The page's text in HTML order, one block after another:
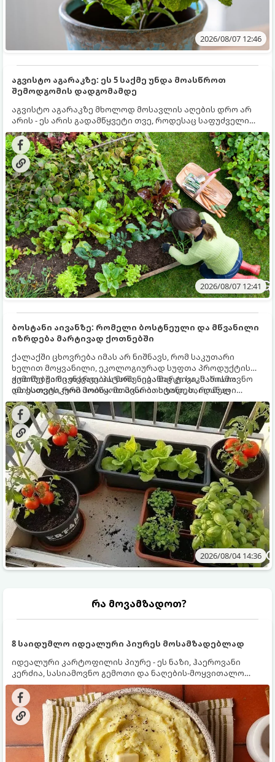
2026/08/07 12:46
აგვისტო აგარაკზე: ეს 5 საქმე უნდა მოასწროთ
შემოდგომის დადგომამდე
აგვისტო აგარაკზე მხოლოდ მოსავლის აღების დრო არ
არის - ეს არის გადამწყვეტი თვე, როდესაც საფუძველი
ეყრება მომავალი წლის მოსავალს და ბაღი მზადდება
შემოდგომა-ზამთრის სეზონისთვის. იმისათვის, რომ
ნიადაგმა ენერგია აღიდგინოს, ხოლო მცენარეებმა
ზამთარს გაუძლონ, აგვისტოს ბოლომდე 5
მნიშვნელოვანი საქმის გაკეთება უნდა მოასწროთ:
2026/08/07 12:41
ბოსტანი აივანზე: რომელი ბოსტნეული და მწვანილი
იზრდება მარტივად ქოთნებში
ქალაქში ცხოვრება იმას არ ნიშნავს, რომ საკუთარი
ხელით მოყვანილი, ეკოლოგიურად სუფთა პროდუქტის
გემოზე უარი თქვათ. პატარა აივანიც კი საკმარისია
იმისათვის, რომ მოიწყოთ მინი-ბოსტანი, საიდანაც
ყოველდღიურად ახალ, არომატულ მწვანილსა და
ბოსტნეულს მოკრეფთ.
ქოთნებში მცენარეების მოშენება მარტივი, სასიამოვნო
და ესთეტიკური ჰობია. მთავარია იცოდეთ, რომელი
კულტურები ეგუებიან ქოთნის პირობებს ყველაზე კარგად
და როგორ მოუაროთ მათ სწორად.
2026/08/04 14:36
რა მოვამზადოთ?
8 საიდუმლო იდეალური პიურეს მოსამზადებლად
იდეალური კარტოფილის პიურე - ეს ნაზი, ჰაეროვანი
კერძია, სასიამოვნო გემოთი და ნაღების-მოყვითალო
ფერით. მისი მომზადება ძალიან მარტივია, მაგრამ
არსებობს რამდენიმე საიდუმლო, რომლებიც უნდა
იცოდეთ, რომ პიურე იდეალურად გემრიელი გამოვიდეს.